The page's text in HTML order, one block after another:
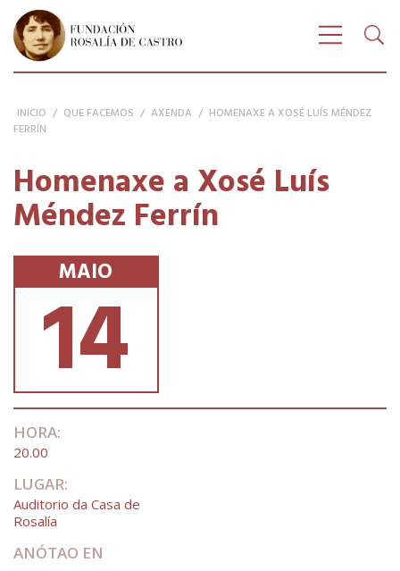
FUNDACIÓN ROSALÍA DE CASTRO
Buscar:
INICIO / QUE FACEMOS / AXENDA / HOMENAXE A XOSÉ LUÍS MÉNDEZ
FERRÍN
Homenaxe a Xosé Luís
Méndez Ferrín
Homenaxe a Xosé Luís
MAIO
14
HORA:
20.00
LUGAR:
Auditorio da Casa de
Rosalía
ANÓTAO EN